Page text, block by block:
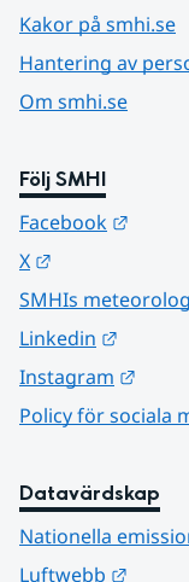
Kakor på smhi.se
Hantering av
Om smhi.se
Följ SMHI
Facebook
X
SMHIs
Linkedin
Instagram
Policy för sociala
Datavärdskap
Nationella
Luftwebb